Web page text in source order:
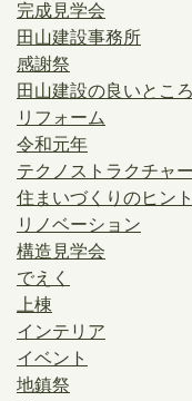
完成見学会
田山建設事務所
感謝祭
田山建設の良いところ
リフォーム
令和元年
テクノストラクチャ
住まいづくりのヒント
リノベーション
構造見学会
でえく
上棟
インテリア
イベント
地鎮祭